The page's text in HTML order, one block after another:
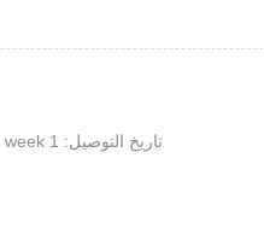
تاريخ التوصيل: 1 week